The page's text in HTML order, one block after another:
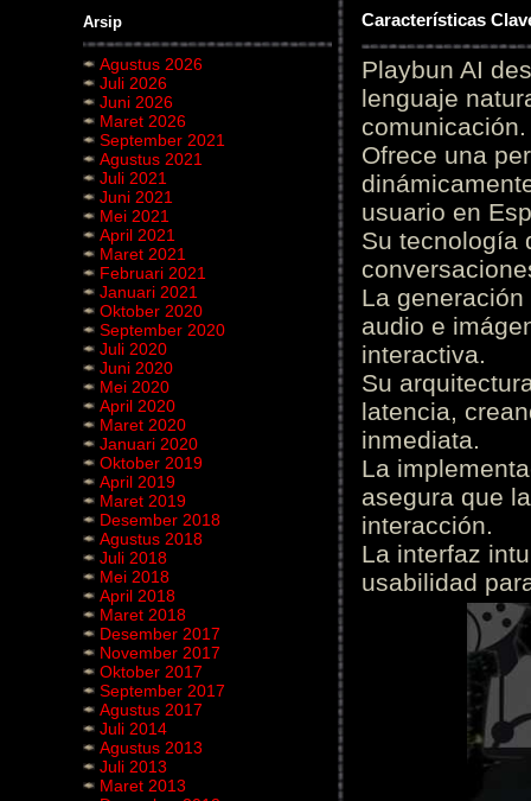
Arsip
Agustus 2026
Juli 2026
Juni 2026
Maret 2026
September 2021
Agustus 2021
Juli 2021
Juni 2021
Mei 2021
April 2021
Maret 2021
Februari 2021
Januari 2021
Oktober 2020
September 2020
Juli 2020
Juni 2020
Mei 2020
April 2020
Maret 2020
Januari 2020
Oktober 2019
April 2019
Maret 2019
Desember 2018
Agustus 2018
Juli 2018
Mei 2018
April 2018
Maret 2018
Desember 2017
November 2017
Oktober 2017
September 2017
Agustus 2017
Juli 2014
Agustus 2013
Juli 2013
Maret 2013
Características
Playbun AI
lenguaje
comunicación.
Ofrece una
usuario en
Su tecnología
La
audio e
interactiva.
Su
latencia,
inmediata.
La
asegura que
interacción.
La interfaz
usabilidad